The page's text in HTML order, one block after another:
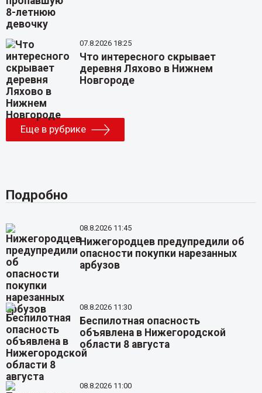
07.8.2026 18:25
Что интересного скрывает
деревня Ляхово в Нижнем
Новгороде
Еще в рубрике
Подробно
08.8.2026 11:45
Нижегородцев предупредили об
опасности покупки нарезанных
арбузов
08.8.2026 11:30
Беспилотная опасность
объявлена в Нижегородской
области 8 августа
08.8.2026 11:00